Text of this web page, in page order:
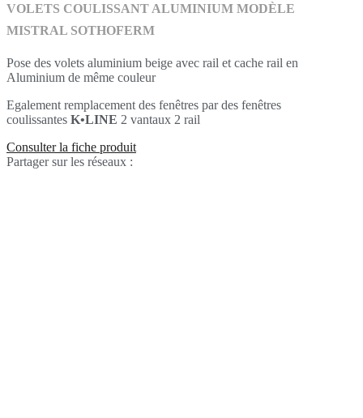
VOLETS COULISSANT ALUMINIUM MODÈLE
MISTRAL SOTHOFERM
Pose des volets aluminium beige avec rail et cache rail en
Aluminium de même couleur
Egalement remplacement des fenêtres par des fenêtres
coulissantes K•LINE 2 vantaux 2 rail
Consulter la fiche produit
Partager sur les réseaux :